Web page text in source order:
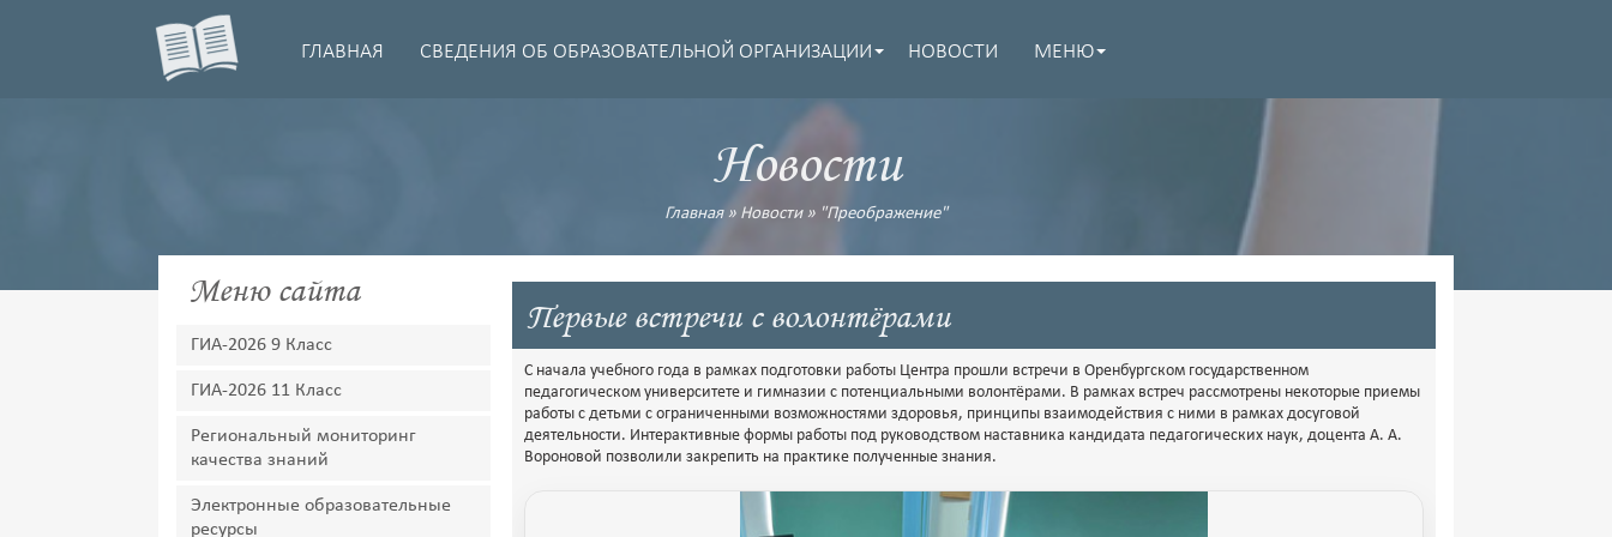
ГЛАВНАЯ СВЕДЕНИЯ ОБ ОБРАЗОВАТЕЛЬНОЙ ОРГАНИЗАЦИИ НОВОСТИ МЕНЮ
Новости
Главная» Новости» "Преображение"
Меню сайта
ГИА-2026 9 Класс
ГИА-2026 11 Класс
Региональный мониторинг
качества знаний
Электронные образовательные
ресурсы
Первые встречи с волонтёрами
С начала учебного года в рамках подготовки работы Центра прошли встречи в Оренбургском государственном
педагогическом университете и гимназии с потенциальными волонтёрами. В рамках встреч рассмотрены некоторые приемы
работы с детьми с ограниченными возможностями здоровья, принципы взаимодействия с ними в рамках досуговой
деятельности. Интерактивные формы работы под руководством наставника кандидата педагогических наук, доцента А. А.
Вороновой позволили закрепить на практике полученные знания.